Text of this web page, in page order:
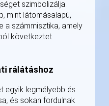
szimbolizálja.
mint látomásalapú,
a számmisztika, amely
következtet
rálátáshoz
egyik legmélyebb és
és sokan fordulnak